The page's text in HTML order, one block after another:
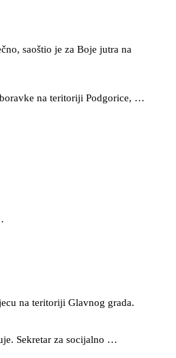
saoštio je za Boje jutra na
na teritoriji Podgorice, …
na teritoriji Glavnog grada.
Sekretar za socijalno …